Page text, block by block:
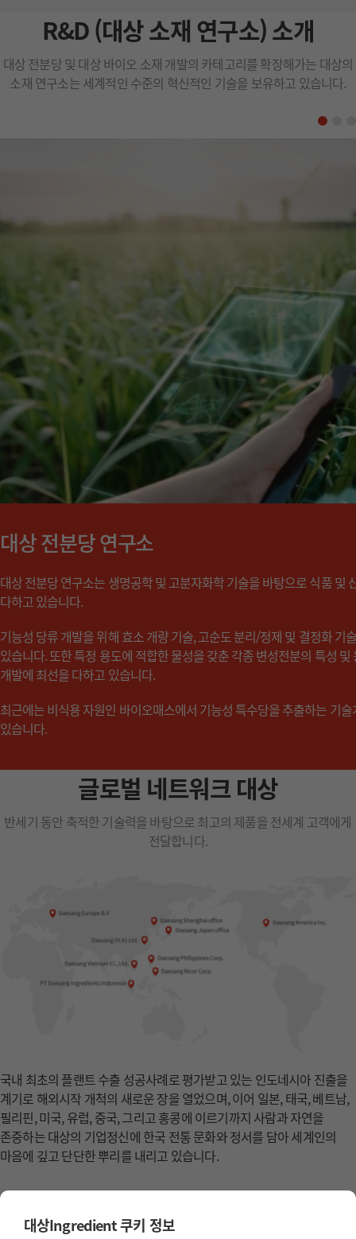
R&D (대상 소재 연구소) 소개
대상 전분당 및 대상 바이오 소재 개발의 카테고리를 확장해가는 대상의
소재 연구소는 세계적인 수준의 혁신적인 기술을 보유하고 있습니다.
대상 전분당 연구소
대상 전분당 연구소는 생명공학 및 고분자화학 기술을 바탕으로 식품 및
다하고 있습니다.
기능성 당류 개발을 위해 효소 개량 기술, 고순도 분리/정제 및 결정화
있습니다. 또한 특정 용도에 적합한 물성을 갖춘 각종 변성전분의 특성
개발에 최선을 다하고 있습니다.
최근에는 비식용 자원인 바이오매스에서 기능성 특수당을 추출하는 기
있습니다.
글로벌 네트워크 대상
반세기 동안 축적한 기술력을 바탕으로 최고의 제품을전세계 고객에게
전달합니다.
국내 최초의 플랜트 수출 성공사례로 평가받고 있는 인도네시아 진출을
계기로 해외시작 개척의 새로운 장을 열었으며, 이어 일본, 태국, 베트남,
필리핀, 미국, 유럽, 중국, 그리고 홍콩에 이르기까지 사람과 자연을
존중하는대상의 기업정신에 한국 전통 문화와 정서를 담아 세계인의
마음에 깊고 단단한 뿌리를 내리고 있습니다.
대상Ingredient 쿠키 정보